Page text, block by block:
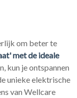
om beter te
met de ideale
kun je ontspannen
unieke elektrische
van Wellcare